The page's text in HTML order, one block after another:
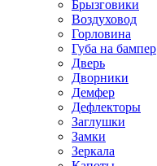
Брызговики
Воздуховод
Горловина
Губа на бампер
Дверь
Дворники
Демфер
Дефлекторы
Заглушки
Замки
Зеркала